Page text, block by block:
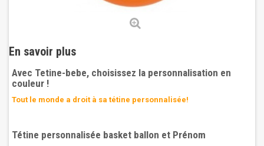
En savoir plus
Avec Tetine-bebe, choisissez la personnalisation en
couleur !
Tout le monde a droit à sa tétine personnalisée!
Tétine personnalisée basket ballon et Prénom